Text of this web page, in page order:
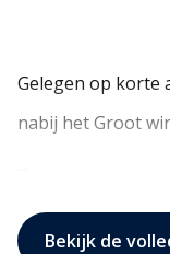
Gelegen op korte
nabij het Groot
Bekijk de